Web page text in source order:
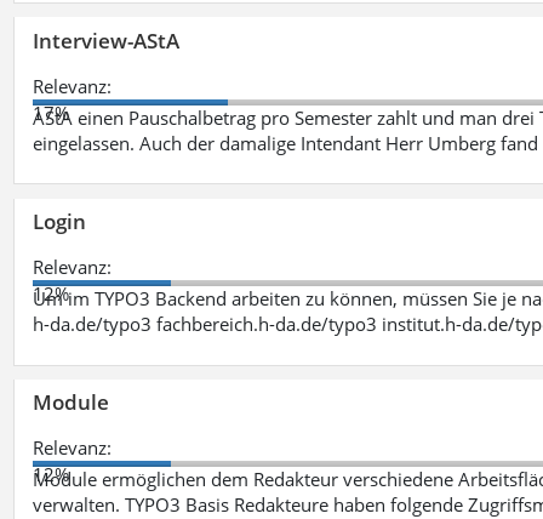
Interview-AStA
Relevanz:
17%
AStA einen Pauschalbetrag pro Semester zahlt und man
eingelassen. Auch der damalige Intendant Herr Umberg fand
Login
Relevanz:
12%
Um im TYPO3 Backend arbeiten zu können, müssen Sie je
h-da.de/typo3 fachbereich.h-da.de/typo3 institut.h-da.de/
Module
Relevanz:
12%
Module ermöglichen dem Redakteur verschiedene
verwalten. TYPO3 Basis Redakteure haben folgende